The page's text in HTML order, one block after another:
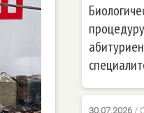
30.07.2026/